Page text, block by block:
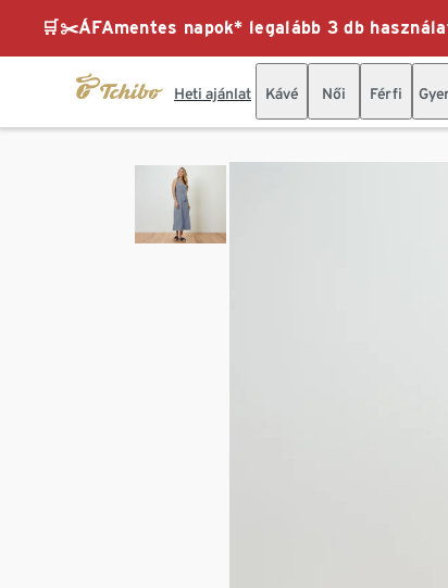
🛒✂️ÁFAmentes napok* legalább 3 db
Heti ajánlat Kávé Női Férfi